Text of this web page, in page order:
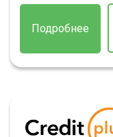
Подробнее